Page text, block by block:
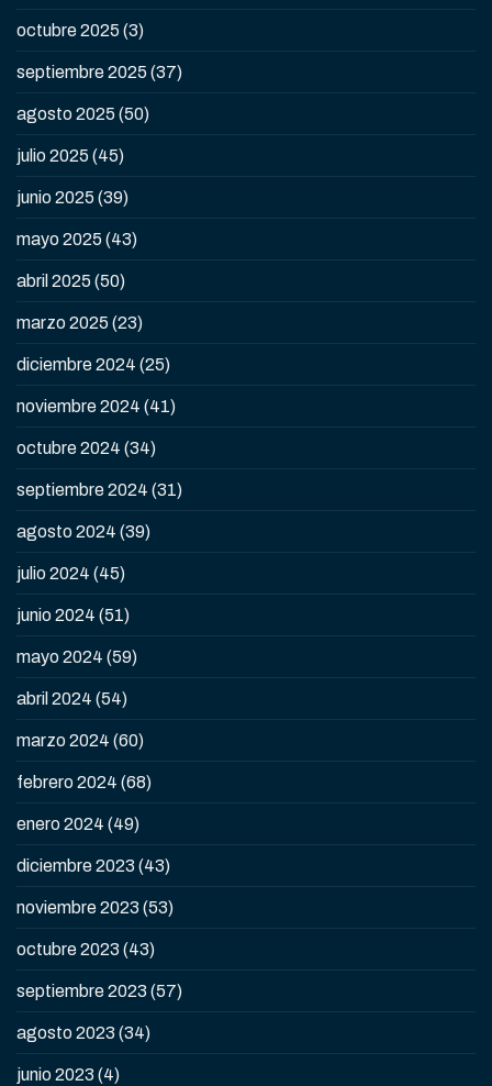
octubre 2025 (3)
septiembre 2025 (37)
agosto 2025 (50)
julio 2025 (45)
junio 2025 (39)
mayo 2025 (43)
abril 2025 (50)
marzo 2025 (23)
diciembre 2024 (25)
noviembre 2024 (41)
octubre 2024 (34)
septiembre 2024 (31)
agosto 2024 (39)
julio 2024 (45)
junio 2024 (51)
mayo 2024 (59)
abril 2024 (54)
marzo 2024 (60)
febrero 2024 (68)
enero 2024 (49)
diciembre 2023 (43)
noviembre 2023 (53)
octubre 2023 (43)
septiembre 2023 (57)
agosto 2023 (34)
junio 2023 (4)